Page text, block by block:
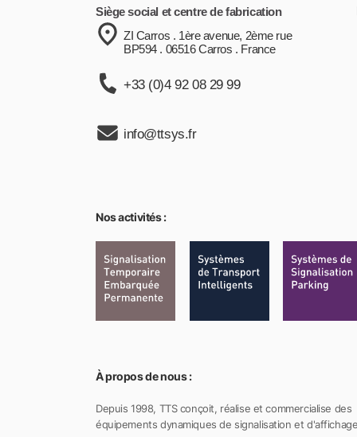
Siège social et centre de fabrication
ZI Carros . 1ère avenue, 2ème rue
BP594 . 06516 Carros . France
+33 (0)4 92 08 29 99
info@ttsys.fr
Nos activités :
À propos de nous :
Depuis 1998, TTS conçoit, réalise et commercialise des
équipements dynamiques de signalisation et